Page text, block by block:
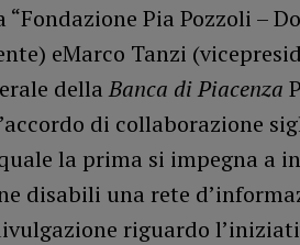
Pia Pozzoli –
eMarco Tanzi
dellaBanca di Piacenza
di collaborazione
la prima si impegna a
disabili una rete
riguardo